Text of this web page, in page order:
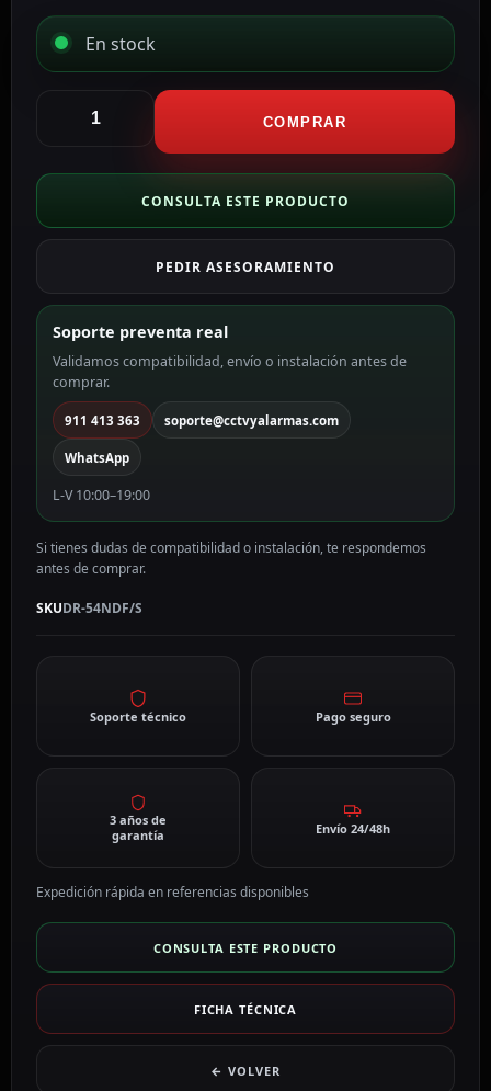
En stock
Abrepuertas
Dorcas
54NDF/S
cantidad
COMPRAR
CONSULTA ESTE PRODUCTO
PEDIR ASESORAMIENTO
Soporte preventa real
Validamos compatibilidad, envío o instalación antes de
comprar.
911 413 363 soporte@cctvyalarmas.com
WhatsApp
L-V 10:00–19:00
Si tienes dudas de compatibilidad o instalación, te respondemos
antes de comprar.
SKUDR-54NDF/S
Soporte técnico Pago seguro
3 años de
garantía
Envío 24/48h
Expedición rápida en referencias disponibles
CONSULTA ESTE PRODUCTO
FICHA TÉCNICA
← VOLVER